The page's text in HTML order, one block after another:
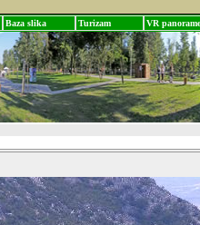
Baza slika Turizam VR panorame